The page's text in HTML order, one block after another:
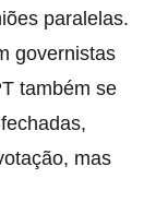
paralelas.
governistas
também se
mas